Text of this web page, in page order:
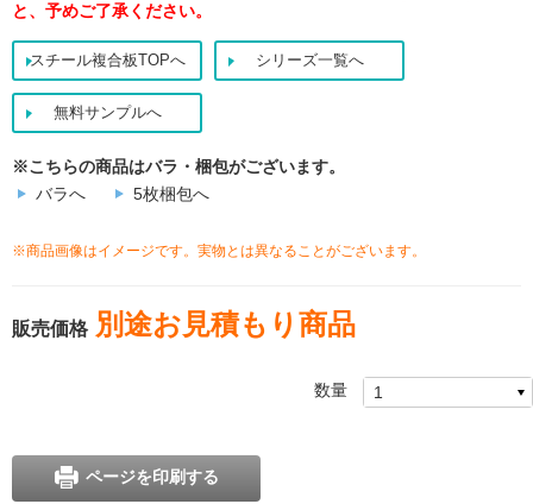
と、予めご了承ください。
スチール複合板TOPへ シリーズ一覧へ
無料サンプルへ
※こちらの商品はバラ・梱包がございます。
バラへ
5枚梱包へ
※商品画像はイメージです。実物とは異なることがございます。
販売価格 別途お見積もり商品
数量
ページを印刷する